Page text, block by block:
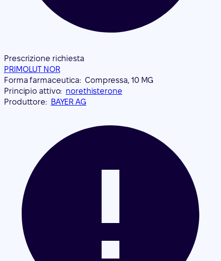
Prescrizione richiesta
PRIMOLUT NOR
Forma farmaceutica: Compressa, 10 MG
Principio attivo: norethisterone
Produttore: BAYER AG